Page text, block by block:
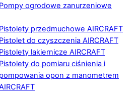
Pompy ogrodowe zanurzeniowe
Pistolety przedmuchowe AIRCRAFT
Pistolet do czyszczenia AIRCRAFT
Pistolety lakiernicze AIRCRAFT
Pistolety do pomiaru ciśnienia i
pompowania opon z manometrem